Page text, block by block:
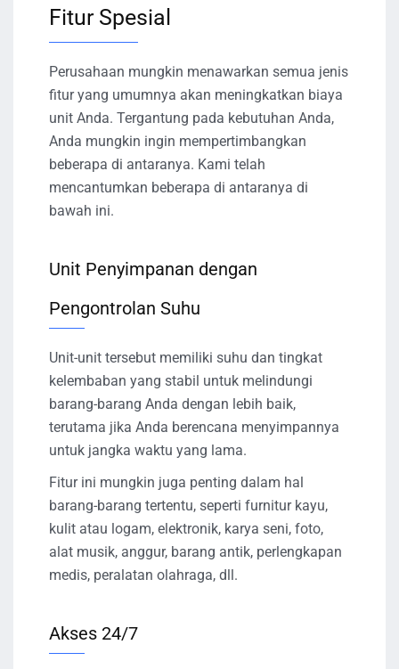
Fitur Spesial
Perusahaan mungkin menawarkan semua jenis
fitur yang umumnya akan meningkatkan biaya
unit Anda. Tergantung pada kebutuhan Anda,
Anda mungkin ingin mempertimbangkan
beberapa di antaranya. Kami telah
mencantumkan beberapa di antaranya di
bawah ini.
Unit Penyimpanan dengan
Pengontrolan Suhu
Unit-unit tersebut memiliki suhu dan tingkat
kelembaban yang stabil untuk melindungi
barang-barang Anda dengan lebih baik,
terutama jika Anda berencana menyimpannya
untuk jangka waktu yang lama.
Fitur ini mungkin juga penting dalam hal
barang-barang tertentu, seperti furnitur kayu,
kulit atau logam, elektronik, karya seni, foto,
alat musik, anggur, barang antik, perlengkapan
medis, peralatan olahraga, dll.
Akses 24/7